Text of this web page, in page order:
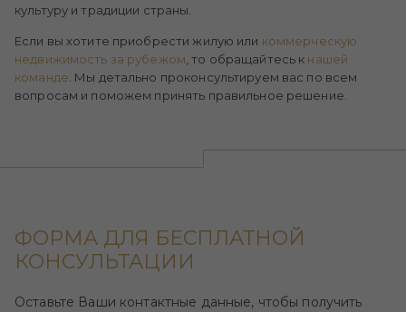
культуру и традиции страны.
Если вы хотите приобрести жилую или коммерческую
недвижимость за рубежом , то обращайтесь к нашей
команде . Мы детально проконсультируем вас по всем
вопросам и поможем принять правильное решение.
ФОРМА ДЛЯ БЕСПЛАТНОЙ
КОНСУЛЬТАЦИИ
Оставьте Ваши контактные данные, чтобы получить